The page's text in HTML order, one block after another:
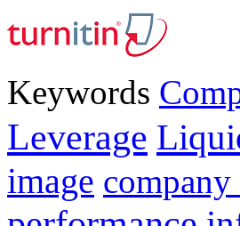
Keywords
Leverage
image company